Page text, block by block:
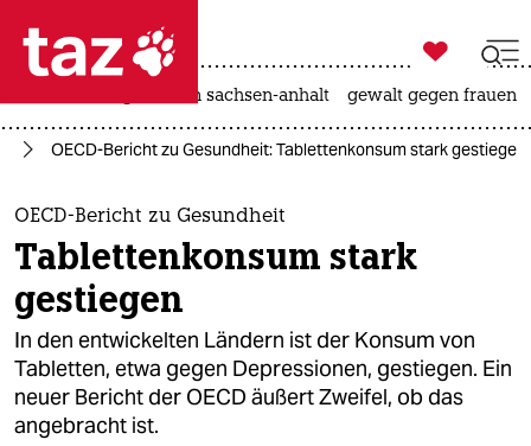
 taz zahl ich
taz zahl ich
themen
politik
öko
gesellschaft
kultur

taz zahl ich
landtagswahl in sachsen-anhalt gewalt gegen frauen
OECD-Bericht zu Gesundheit: Tablettenkonsum stark gestiegen
OECD-Bericht zu Gesundheit
Tablettenkonsum stark
gestiegen
In den entwickelten Ländern ist der Konsum von
Tabletten, etwa gegen Depressionen, gestiegen. Ein
neuer Bericht der OECD äußert Zweifel, ob das
angebracht ist.